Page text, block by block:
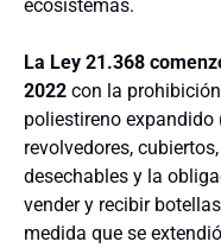
ecosistemas.
La Ley 21.368
2022 con la
poliestireno
revolvedores,
desechables y la
vender y recibir
medida que se